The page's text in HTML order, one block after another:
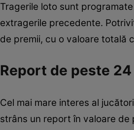
Tragerile loto sunt
extragerile precedente.
de premii, cu o valoare totală
Report de peste
Cel mai mare interes al
strâns un report în valoare de